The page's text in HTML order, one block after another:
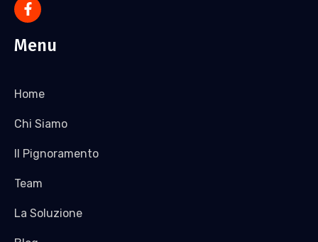
Menu
Home
Chi Siamo
Il Pignoramento
Team
La Soluzione